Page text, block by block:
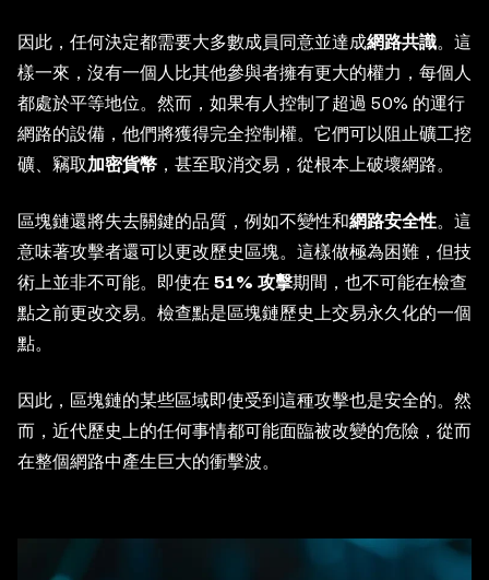
因此，任何決定都需要大多數成員同意並達成網路共識。這
樣一來，沒有一個人比其他參與者擁有更大的權力，每個人
都處於平等地位。然而，如果有人控制了超過 50% 的運行
網路的設備，他們將獲得完全控制權。它們可以阻止礦工挖
礦、竊取加密貨幣 ，甚至取消交易，從根本上破壞網路。
區塊鏈還將失去關鍵的品質，例如不變性和網路安全性。這
意味著攻擊者還可以更改歷史區塊。這樣做極為困難，但技
術上並非不可能。即使在 51% 攻擊期間，也不可能在檢查
點之前更改交易。檢查點是區塊鏈歷史上交易永久化的一個
點。
因此，區塊鏈的某些區域即使受到這種攻擊也是安全的。然
而，近代歷史上的任何事情都可能面臨被改變的危險，從而
在整個網路中產生巨大的衝擊波。